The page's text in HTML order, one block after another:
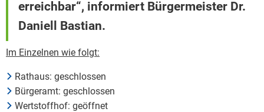
erreichbar“, informiert Bürgermeister Dr.
Daniell Bastian.
Im Einzelnen wie folgt:
Rathaus: geschlossen
Bürgeramt: geschlossen
Wertstoffhof: geöffnet